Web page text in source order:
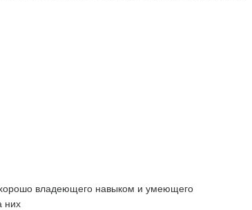
хорошо владеющего навыком и умеющего
них